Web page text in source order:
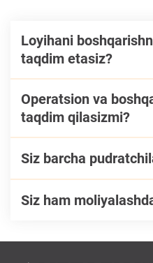
Loyihani
taqdim etasiz?
Operatsion va
taqdim qilasizmi?
Siz barcha
Siz ham